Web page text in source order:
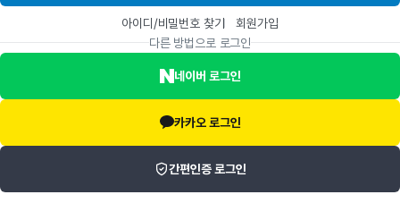
아이디/비밀번호 찾기
회원가입
다른 방법으로 로그인
네이버 로그인
카카오 로그인
간편인증 로그인